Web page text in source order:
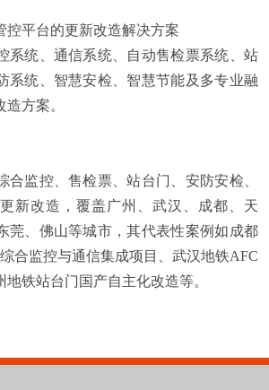
控平台的更新改造解决方案
系统、通信系统、自动售检票系统、站
系统、智慧安检、智慧节能及多专业融
方案。
合监控、售检票、站台门、安防安检、
新改造，覆盖广州、武汉、成都、天
莞、佛山等城市，其代表性案例如成都
合监控与通信集成项目、武汉地铁AFC
铁站台门国产自主化改造等。